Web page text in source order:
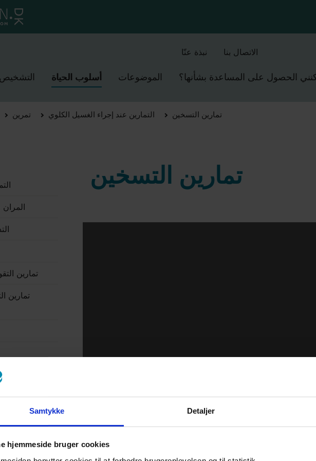
Samtykke Detaljer
hjemmeside bruger cookies
نبذة عنّا الاتصال بنا
التشخيص أسلوب الحياة الموضوعات الحصول على المساعدة بشأنها؟
تمرين التمارين عند إجراء الغسيل الكلوي تمارين التسخين
تمارين
تمارين
التمرين
تمارين التسخين